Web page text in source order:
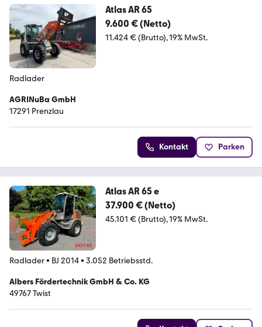
Atlas AR 65
9.600 € (Netto)
11.424 € (Brutto) 19% MwSt.
Radlader
AGRINuBa GmbH
17291 Prenzlau
Kontakt Parken
Atlas AR 65 e
37.900 € (Netto)
45.101 € (Brutto) 19% MwSt.
Radlader• BJ 2014• 3.052 Betriebsstd.
Albers Fördertechnik GmbH & Co. KG
49767 Twist